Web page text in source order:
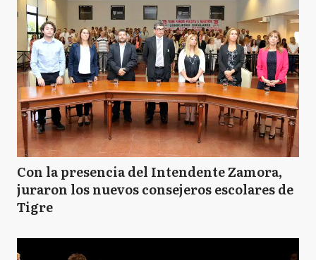
Con la presencia del Intendente Zamora,
juraron los nuevos consejeros escolares de
Tigre